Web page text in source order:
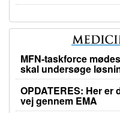
MFN-taskforce
skal undersøge
OPDATERES: Her er
vej gennem EMA